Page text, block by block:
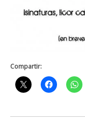
Compartir: